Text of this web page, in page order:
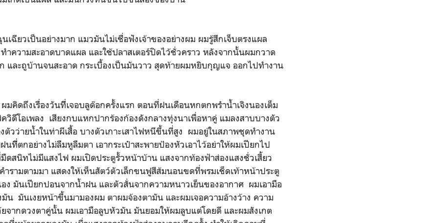
วเป็นอย่างมาก แมวมันไม่เชื่อฟังเจ้าของอย่างผม ผมรู้สึกเจ็บตรงแผล
ำความสะอาดบาดแผล และใช้ปลาสเตอร์ปิดไว้ชั่วคราว หลังจากนั้นผมกวาด
และถูบ้านจนสะอาด กระเบื้องเป็นมันวาว สุดท้ายผมหยิบกุญแจ ออกไปทำงาน
ถึงเรื่องวันทีี่เจอบลูด๊อกครั้งแรก ตอนที่ฝนเดือนหกตกพรำน้ำเจิงนองเต็ม
ดีโอเพลง เสียงกบแหกปากร้องก้องดังกลางทุ่งนาเพื่อหาคู่ แมลงสาบบางตัว
วว่ายน้ำในท่าผีเสื้อ บางตัวเกาะเสาไฟหนีขึ้นที่สูง ผมอยู่ในสภาพชุดทำงาน
นทีี่ตกอย่างไม่ลืมหูลืมตา เอากระเป๋าสะพายป้องหัวเอาไว้อย่าให้ผมเปียกไป
ดสนิทไม่มีแสงไฟ ผมเปิดประตูรั้วหน้าบ้าน แสงจากท้องฟ้าส่องแสงชั่วเสี้ยว
ำรามตามมา แสดงให้เห็นสัตว์ตัวเล็กขนฟูสีส้มนอนขดที่พรมเช็ดเท้าหน้าประตู
ง มันเปียกปอนจากน้ำฝน และตัวสั่นจากความหนาวเย็นของอากาศ ผมเอามือ
น มันเงยหน้าขึ้นมามองผม ตาผมจ้องตามัน และผมเจอความอ้างว้าง ความ
จากดวงตาคู่นั้น ผมเอามือลูบหัวมัน มันยอมให้ผมลูบแต่โดยดี และผมสังเกต